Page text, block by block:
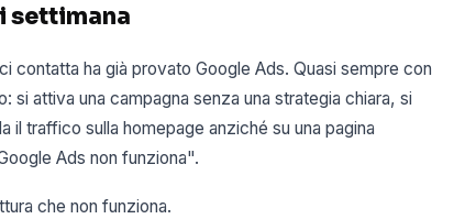
settimana
contatta ha già provato Google Ads. Quasi sempre con
si attiva una campagna senza una strategia chiara, si
traffico sulla homepage anziché su una pagina
Ads non funziona".
che non funziona.